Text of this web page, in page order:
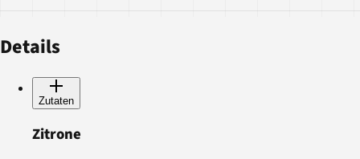
Details
Zutaten
Zitrone